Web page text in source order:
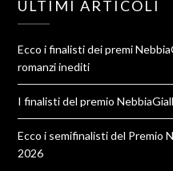
ULTIMI ARTICOLI
Ecco i finalisti dei premi
romanzi inediti
I finalisti del premio
Ecco i semifinalisti del Premio
2026